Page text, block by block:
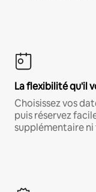
La flexibilité qu'il
Choisissez vos
puis réservez
supplémentaire